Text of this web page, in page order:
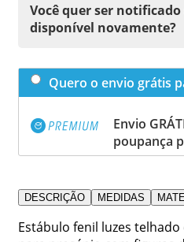
Você quer ser
disponível novamente?
Quero o envio grátis
Envio
poupança
DESCRIÇÃO MEDIDAS
Estábulo fenil luzes